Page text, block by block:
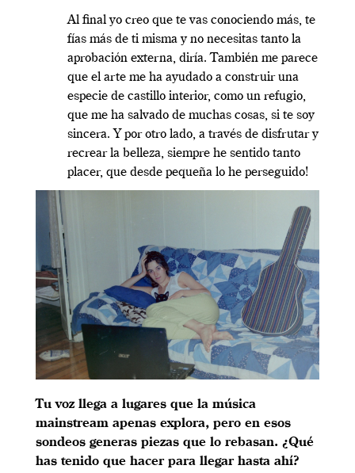
Al final yo creo que te vas conociendo más, te
fías más de ti misma y no necesitas tanto la
aprobación externa, diría. También me parece
que el arte me ha ayudado a construir una
especie de castillo interior, como un refugio,
que me ha salvado de muchas cosas, si te soy
sincera. Y por otro lado, a través de disfrutar y
recrear la belleza, siempre he sentido tanto
placer, que desde pequeña lo he perseguido!
Tu voz llega a lugares que la música
mainstream apenas explora, pero en esos
sondeos generas piezas que lo rebasan. ¿Qué
has tenido que hacer para llegar hasta ahí?